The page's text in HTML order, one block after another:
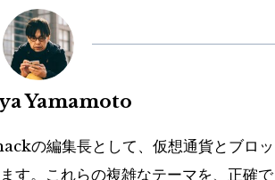
Yamamoto
の編集長として、仮想通貨とブロッ
す。これらの複雑なテーマを、正確で